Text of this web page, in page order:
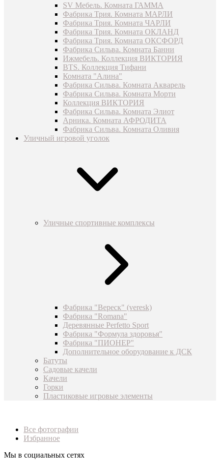
SV Мебель. Комната ГАММА
Фабрика Трия. Комната МАРЛИ
Фабрика Трия. Комната ЧАРЛИ
Фабрика Трия. Комната ОКЛАНД
Фабрика Трия. Комната ОКСФОРД
Фабрика Сильва. Комната Банни
Ижмебель. Коллекция ВИКТОРИЯ
BTS. Коллекция Тифани
Комната "Алина"
Фабрика Сильва. Комната Акварель
Фабрика Сильва. Комната Морти
Коллекция ВИКТОРИЯ
Фабрика Сильва. Комната Элиот
Арника. Комната АФРОДИТА
Фабрика Сильва. Комната Оливия
Уличный игровой уголок
Уличные спортивные комплексы
Фабрика "Вереск" (veresk)
Фабрика "Romana"
Деревянные Perfetto Sport
Фабрика "Формула здоровья"
Фабрика "ПИОНЕР"
Дополнительное оборудование к ДСК
Батуты
Садовые качели
Качели
Горки
Пластиковые игровые элементы
Все фотографии
Избранное
Мы в социальных сетях